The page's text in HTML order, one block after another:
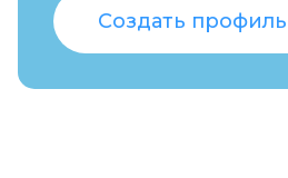
Создать профиль